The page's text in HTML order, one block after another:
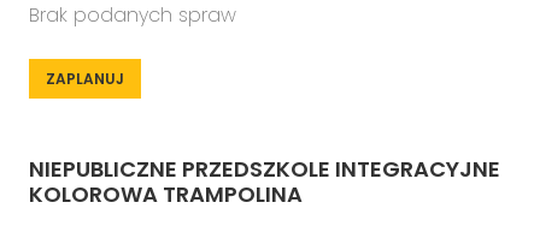
Brak podanych spraw
ZAPLANUJ
NIEPUBLICZNE PRZEDSZKOLE INTEGRACYJNE
KOLOROWA TRAMPOLINA